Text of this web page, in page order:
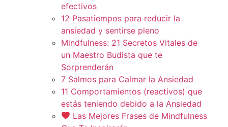
efectivos
12 Pasatiempos para reducir la
ansiedad y sentirse pleno
Mindfulness: 21 Secretos Vitales de
un Maestro Budista que te
Sorprenderán
7 Salmos para Calmar la Ansiedad
11 Comportamientos (reactivos) que
estás teniendo debido a la Ansiedad
Las Mejores Frases de Mindfulness